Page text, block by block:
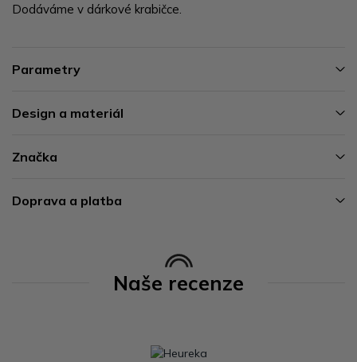
Dodáváme v dárkové krabičce.
Parametry
Design a materiál
Značka
Doprava a platba
Naše recenze